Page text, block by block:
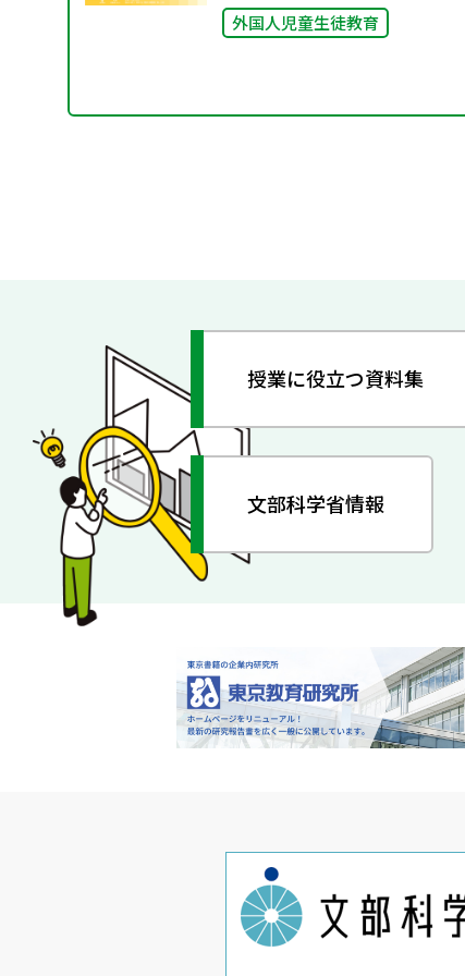
外国人児童生徒教育
授業に役立つ資料集
文部科学省情報